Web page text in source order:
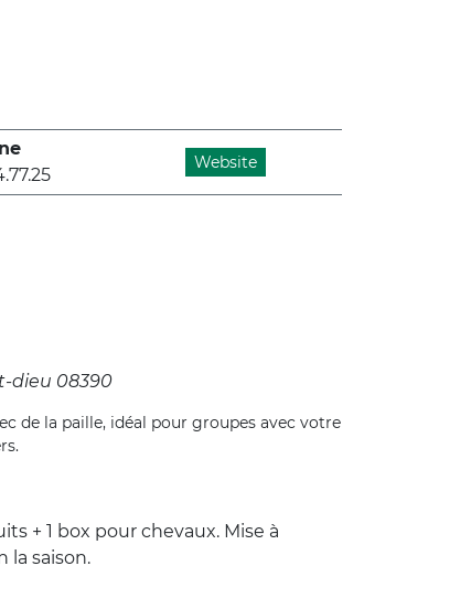
Website
dieu 08390
de la paille, idéal pour groupes avec votre
+ 1 box pour chevaux. Mise à
la saison.